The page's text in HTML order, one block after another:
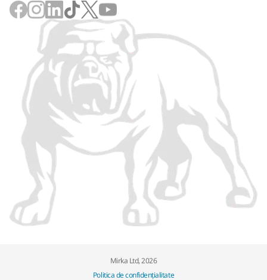
Mirka Ltd, 2026
Politica de confidențialitate